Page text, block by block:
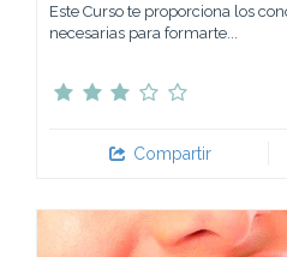
Este Curso te proporciona los
necesarias para formarte...
Compartir